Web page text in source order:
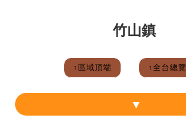
竹山鎮
↑區域頂端 ↑全台總覽